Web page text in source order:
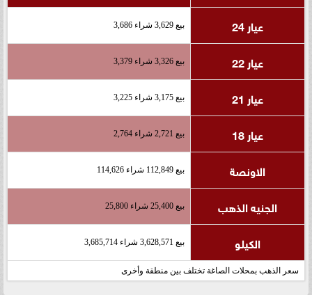
عيار 24
بيع 3,629 شراء 3,686
عيار 22 بيع 3,326 شراء 3,379
عيار 21 بيع 3,175 شراء 3,225
عيار 18 بيع 2,721 شراء 2,764
الاونصة بيع 112,849 شراء 114,626
الجنيه الذهب بيع 25,400 شراء 25,800
الكيلو بيع 3,628,571 شراء 3,685,714
سعر الذهب بمحلات الصاغة تختلف بين منطقة وأخرى